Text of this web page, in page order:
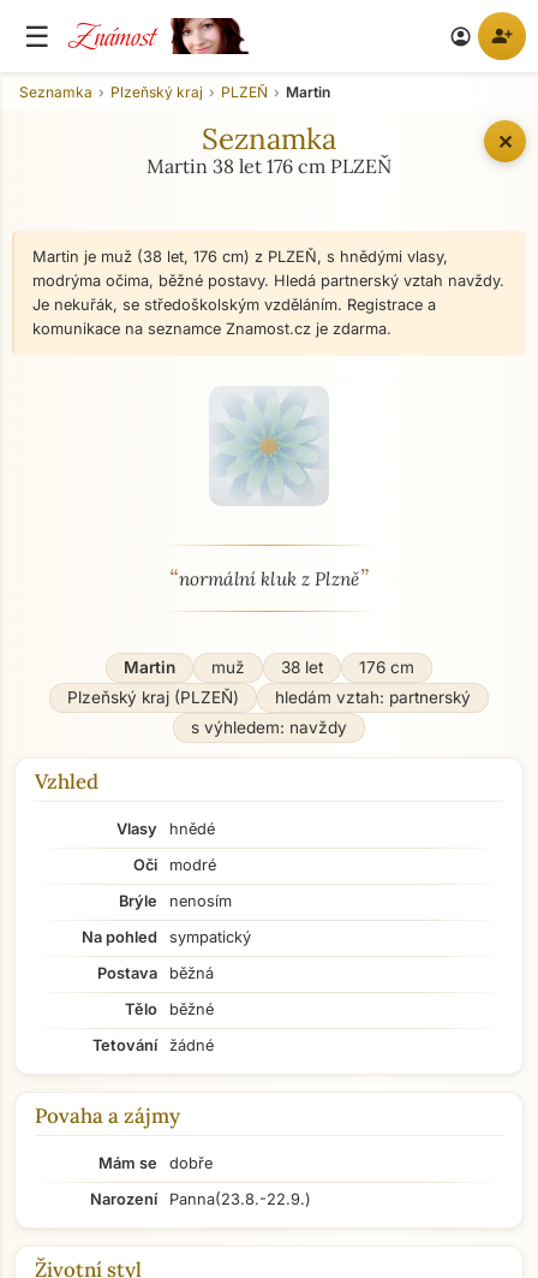
☰ Známost account_circle person_add
✕
Seznamka Plzeňský kraj PLZEŇ Martin
Seznamka
Martin 38 let 176 cm PLZEŇ
Martin je muž (38 let, 176 cm) z PLZEŇ, s hnědými vlasy,
modrýma očima, běžné postavy. Hledá partnerský vztah navždy.
Je nekuřák, se středoškolským vzděláním. Registrace a
komunikace na seznamce Znamost.cz je zdarma.
O mně - seznamka profil
“normální kluk z Plzně”
Martin muž 38 let
176 cm
Plzeňský kraj (PLZEŇ)
hledám vztah: partnerský
s výhledem: navždy
Vzhled
Vlasy
hnědé
Oči
modré
Brýle
nenosím
Na pohled
sympatický
Postava
běžná
Tělo
běžné
Tetování
žádné
Povaha a zájmy
Mám se
dobře
Narození
Panna(23.8.-22.9.)
Životní styl